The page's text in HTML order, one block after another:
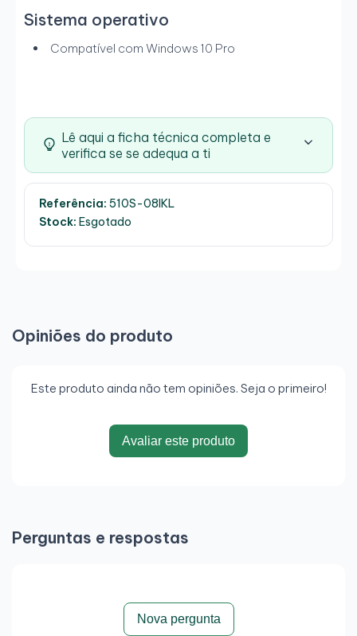
Sistema operativo
Compatível com Windows 10 Pro
Lê aqui a ficha técnica completa e
verifica se se adequa a ti
Referência: 510S-08IKL
Stock: Esgotado
Opiniões do produto
Este produto ainda não tem opiniões. Seja o primeiro!
Avaliar este produto
Perguntas e respostas
Nova pergunta